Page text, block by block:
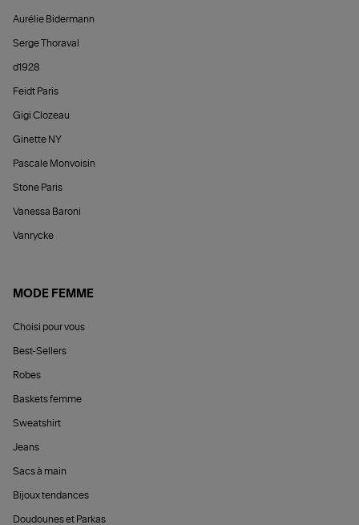
Aurélie Bidermann
Serge Thoraval
d1928
Feidt Paris
Gigi Clozeau
Ginette NY
Pascale Monvoisin
Stone Paris
Vanessa Baroni
Vanrycke
MODE FEMME
Choisi pour vous
Best-Sellers
Robes
Baskets femme
Sweatshirt
Jeans
Sacs à main
Bijoux tendances
Doudounes et Parkas